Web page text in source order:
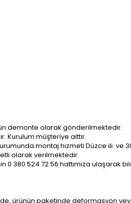
demonte olarak gönderilmektedir.
Kurulum müşteriye aittir.
montaj hizmeti Düzce ili ve
olarak verilmektedir.
0 380 524 72 56 hattımıza ulaşarak
ürünün paketinde deformasyon